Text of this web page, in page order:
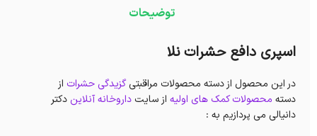
توضیحات
اسپری دافع حشرات نلا
در این محصول از دسته محصولات مراقبتی گزیدگی حشرات از
دسته محصولات کمک های اولیه از سایتداروخانه آنلاین دکتر
دانیالی می پردازیم به :